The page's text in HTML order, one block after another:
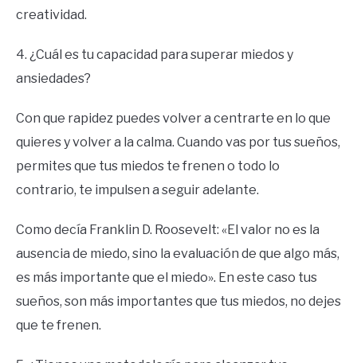
creatividad.
4. ¿Cuál es tu capacidad para superar miedos y
ansiedades?
Con que rapidez puedes volver a centrarte en lo que
quieres y volver a la calma. Cuando vas por tus sueños,
permites que tus miedos te frenen o todo lo
contrario, te impulsen a seguir adelante.
Como decía Franklin D. Roosevelt: «El valor no es la
ausencia de miedo, sino la evaluación de que algo más,
es más importante que el miedo». En este caso tus
sueños, son más importantes que tus miedos, no dejes
que te frenen.